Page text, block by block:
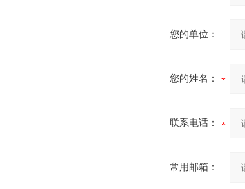
您的单位：
您的姓名：
联系电话：
常用邮箱：